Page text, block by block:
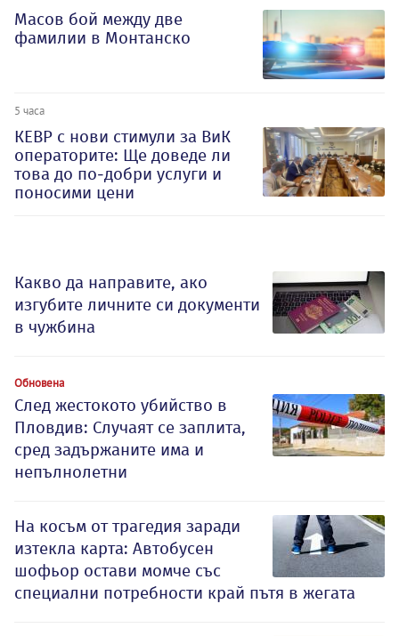
Масов бой между две
фамилии в Монтанско
5 часа
КЕВР с нови стимули за ВиК
операторите: Ще доведе ли
това до по-добри услуги и
поносими цени
Какво да направите, ако
изгубите личните си документи
в чужбина
Обновена
След жестокото убийство в
Пловдив: Случаят се заплита,
сред задържаните има и
непълнолетни
На косъм от трагедия заради
изтекла карта: Автобусен
шофьор остави момче със
специални потребности край пътя в жегата